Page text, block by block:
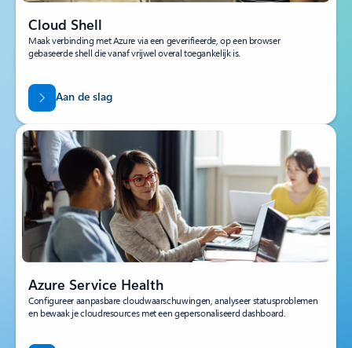
Cloud Shell
Maak verbinding met Azure via een geverifieerde, op een browser
gebaseerde shell die vanaf vrijwel overal toegankelijk is.
Aan de slag
Azure Service Health
Configureer aanpasbare cloudwaarschuwingen, analyseer statusproblemen
en bewaak je cloudresources met een gepersonaliseerd dashboard.